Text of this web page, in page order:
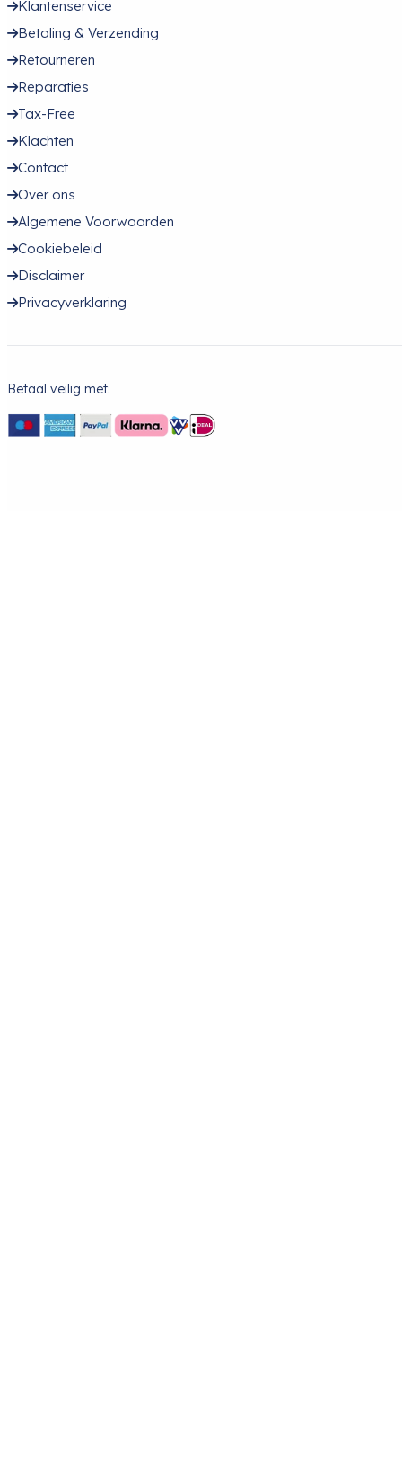
Klantenservice
Betaling & Verzending
Retourneren
Reparaties
Tax-Free
Klachten
Contact
Over ons
Algemene Voorwaarden
Cookiebeleid
Disclaimer
Privacyverklaring
Betaal veilig met: